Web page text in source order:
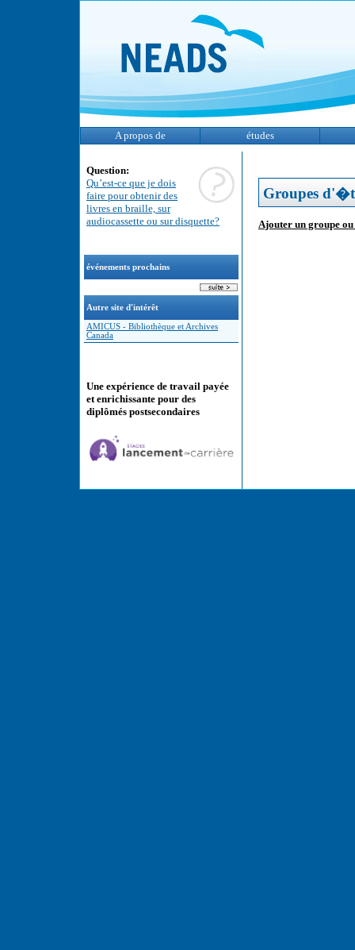
A propos de études
Question:
Qu’est-ce que je dois
faire pour obtenir des
livres en braille, sur
audiocassette ou sur disquette?
événements prochains
Autre site d'intérêt
AMICUS - Bibliothèque et Archives
Canada
Une expérience de travail payée
et enrichissante pour des
diplômés postsecondaires
Groupes
Ajouter un groupe